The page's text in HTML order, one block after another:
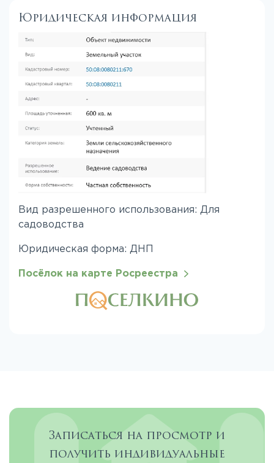
Юридическая информация
Вид разрешенного использования: Для
садоводства
Юридическая форма: ДНП
Посёлок на карте Росреестра
Записаться на просмотр и
получить индивидуальные